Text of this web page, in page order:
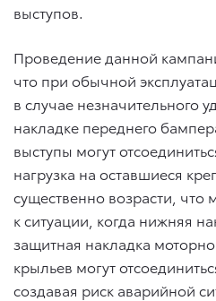
выступов.
Проведение данной
что при обычной
в случае незначительного
накладке переднего
выступы могут
нагрузка на оставшиеся
существенно возрасти, что
к ситуации, когда нижняя
защитная накладка
крыльев могут
создавая риск аварийной